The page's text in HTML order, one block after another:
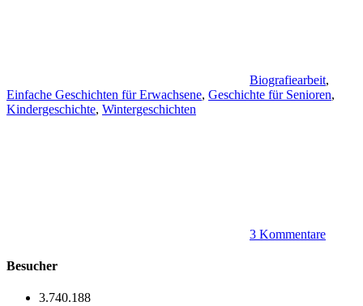
Biografiearbeit,
Einfache Geschichten für Erwachsene, Geschichte für Senioren,
Kindergeschichte, Wintergeschichten
3 Kommentare
Besucher
3.740.188